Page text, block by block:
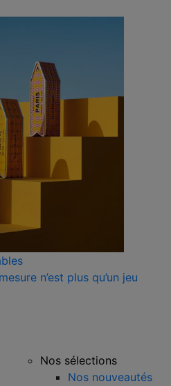
n’est plus qu’un jeu
Nos sélections
Nos nouveautés